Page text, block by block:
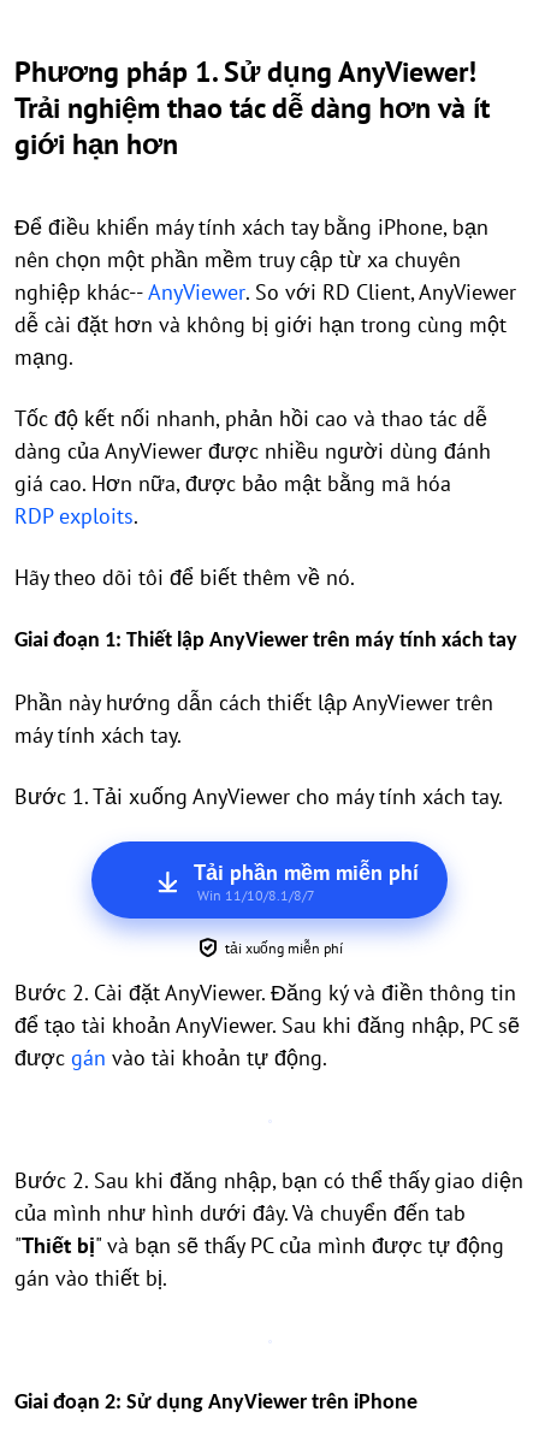
Phương pháp 1. Sử dụng AnyViewer!
Trải nghiệm thao tác dễ dàng hơn và ít
giới hạn hơn
Để điều khiển máy tính xách tay bằng iPhone, bạn
nên chọn một phần mềm truy cập từ xa chuyên
nghiệp khác--AnyViewer. So với RD Client, AnyViewer
dễ cài đặt hơn và không bị giới hạn trong cùng một
mạng.
Tốc độ kết nối nhanh, phản hồi cao và thao tác dễ
dàng của AnyViewer được nhiều người dùng đánh
giá cao. Hơn nữa, được bảo mật bằng mã hóa
RDP exploits.
Hãy theo dõi tôi để biết thêm về nó.
Giai đoạn 1: Thiết lập AnyViewer trên máy tính xách tay
Phần này hướng dẫn cách thiết lập AnyViewer trên
máy tính xách tay.
Bước 1. Tải xuống AnyViewer cho máy tính xách tay.
Tải phần mềm miễn phí
Win 11/10/8.1/8/7
tải xuống miễn phí
Bước 2. Cài đặt AnyViewer. Đăng ký và điền thông tin
để tạo tài khoản AnyViewer. Sau khi đăng nhập, PC sẽ
được gán vào tài khoản tự động.
Bước 2. Sau khi đăng nhập, bạn có thể thấy giao diện
của mình như hình dưới đây. Và chuyển đến tab
"Thiết bị" và bạn sẽ thấy PC của mình được tự động
gán vào thiết bị.
Giai đoạn 2: Sử dụng AnyViewer trên iPhone